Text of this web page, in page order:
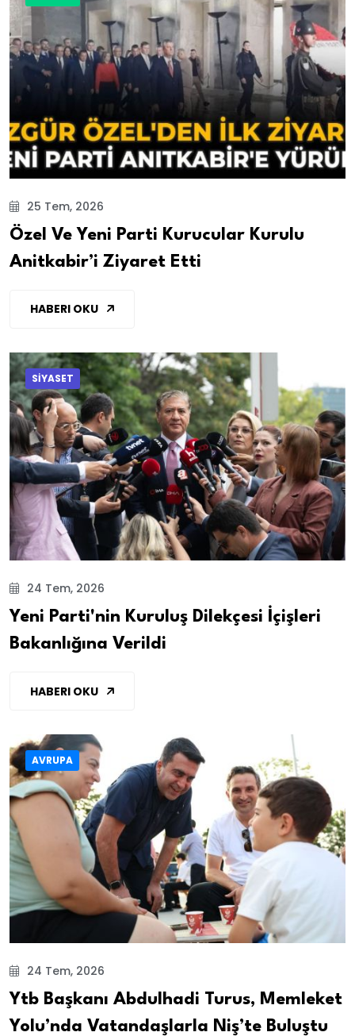
25 Tem, 2026
Özel Ve Yeni Parti Kurucular Kurulu
Anitkabir’i Ziyaret Etti
HABERI OKU
SİYASET
24 Tem, 2026
Yeni Parti'nin Kuruluş Dilekçesi İçişleri
Bakanlığına Verildi
HABERI OKU
AVRUPA
24 Tem, 2026
Ytb Başkanı Abdulhadi Turus, Memleket
Yolu’nda Vatandaşlarla Niş’te Buluştu